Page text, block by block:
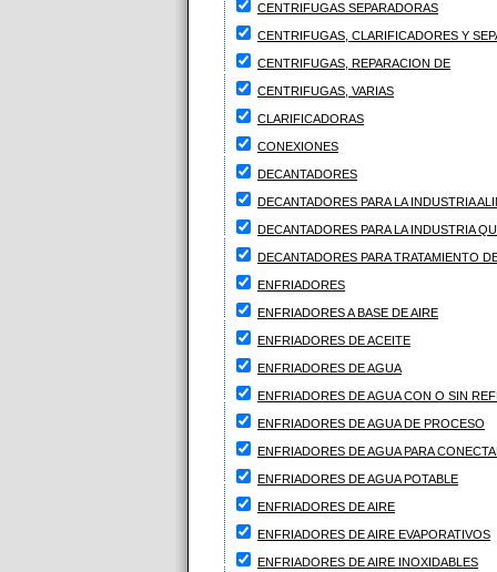
CENTRIFUGAS SEPARADORAS
CENTRIFUGAS, CLARIFICADORES Y
CENTRIFUGAS, REPARACION DE
CENTRIFUGAS, VARIAS
CLARIFICADORAS
CONEXIONES
DECANTADORES
DECANTADORES PARA LA INDUSTRIA
DECANTADORES PARA LA INDUSTRIA
DECANTADORES PARA TRATAMIENTO
ENFRIADORES
ENFRIADORES A BASE DE AIRE
ENFRIADORES DE ACEITE
ENFRIADORES DE AGUA
ENFRIADORES DE AGUA CON O SIN
ENFRIADORES DE AGUA DE PROCESO
ENFRIADORES DE AGUA PARA
ENFRIADORES DE AGUA POTABLE
ENFRIADORES DE AIRE
ENFRIADORES DE AIRE EVAPORATIVOS
ENFRIADORES DE AIRE INOXIDABLES